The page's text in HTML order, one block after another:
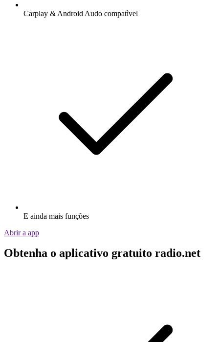
Carplay & Android Audo compatìvel
E ainda mais funções
Abrir a app
Obtenha o aplicativo gratuito radio.net